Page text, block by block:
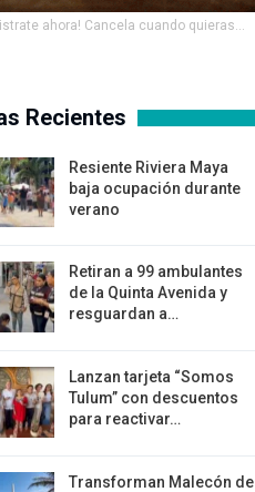
ahora! Cancela cuando quieras...
Recientes
Resiente Riviera Maya
baja ocupación durante
verano
Retiran a 99 ambulantes
de la Quinta Avenida y
resguardan a…
Lanzan tarjeta “Somos
Tulum” con descuentos
para reactivar…
Transforman Malecón de